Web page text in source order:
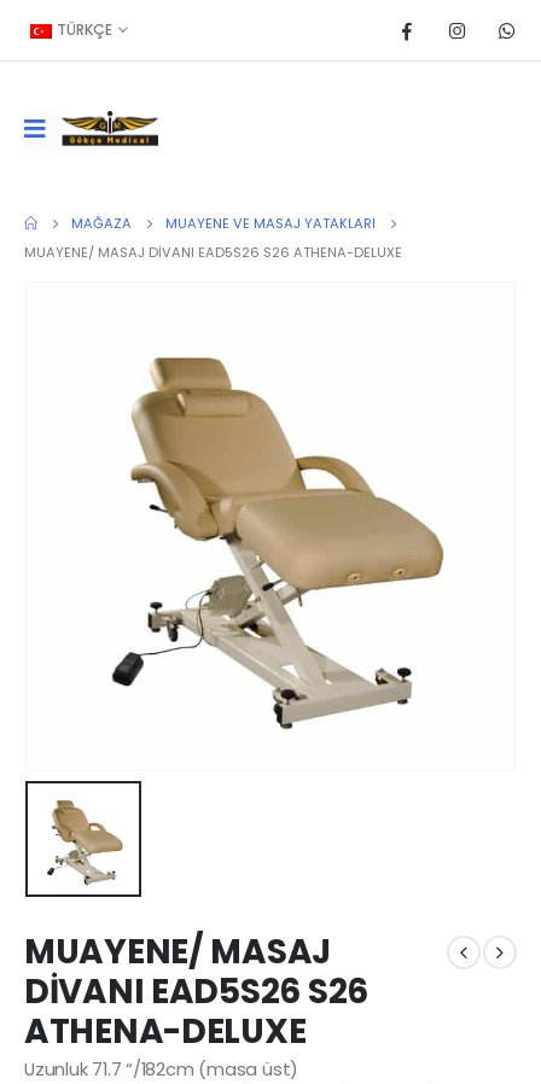
TÜRKÇE
MAĞAZA
MUAYENE VE MASAJ YATAKLARI
MUAYENE/ MASAJ DİVANI EAD5S26 S26 ATHENA-DELUXE
MUAYENE/ MASAJ
DİVANI EAD5S26 S26
ATHENA-DELUXE
Uzunluk 71.7 “/182cm (masa üst)